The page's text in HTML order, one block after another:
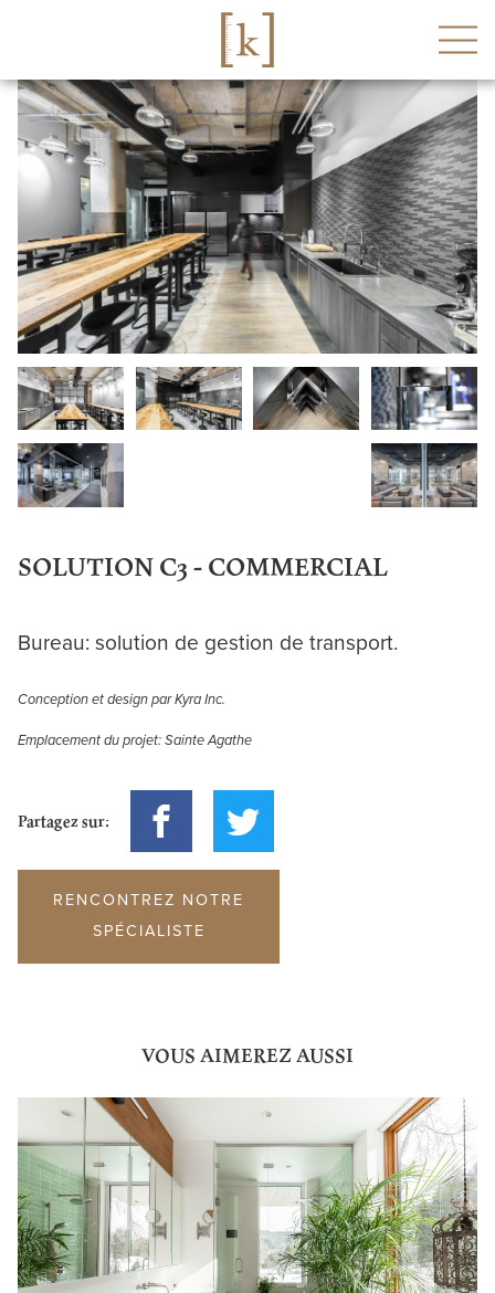
SOLUTION C3 - COMMERCIAL
Bureau: solution de gestion de transport.
Conception et design par Kyra Inc.
Emplacement du projet: Sainte Agathe
Partagez sur:
RENCONTREZ NOTRE
SPÉCIALISTE
VOUS AIMEREZ AUSSI